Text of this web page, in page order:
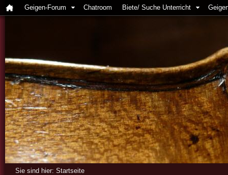
Geigen-Forum Chatroom Biete/ Suche Unterricht
Sie sind hier: Startseite